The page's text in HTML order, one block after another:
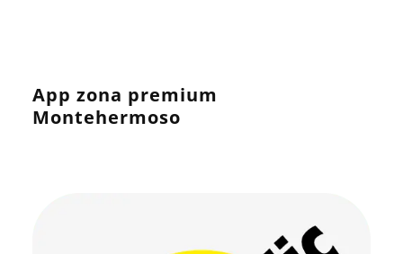
App zona premium
Montehermoso